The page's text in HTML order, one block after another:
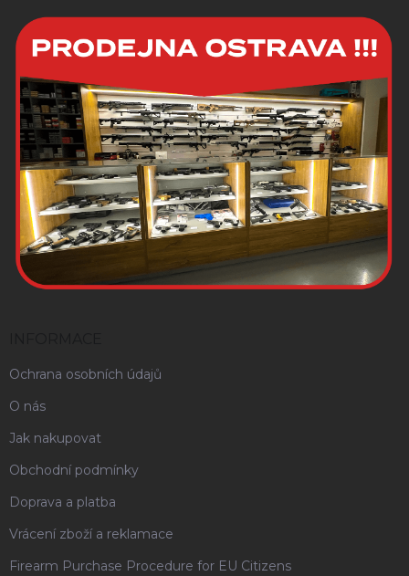
Ochrana osobních údajů
O nás
Jak nakupovat
Obchodní podmínky
Doprava a platba
Vrácení zboží a reklamace
Firearm Purchase Procedure for EU Citizens